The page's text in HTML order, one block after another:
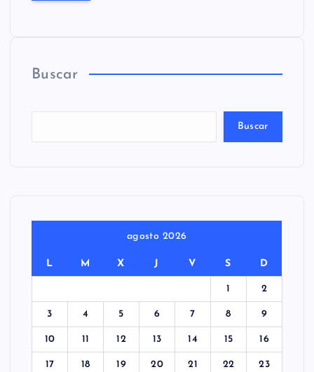
Buscar
Buscar
agosto 2026
L M X J V S D
1 2
3 4 5 6 7 8 9
10 11 12 13 14 15 16
17 18 19 20 21 22 23